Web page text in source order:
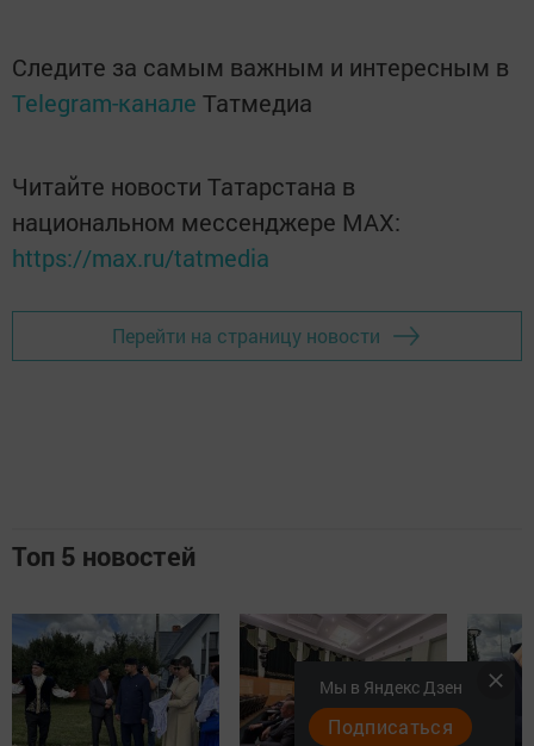
Следите за самым важным и интересным в
Telegram-канале Татмедиа
Читайте новости Татарстана в
национальном мессенджере MАХ:
https://max.ru/tatmedia
Перейти на страницу новости
Топ 5 новостей
Мы в Яндекс Дзен
Подписаться